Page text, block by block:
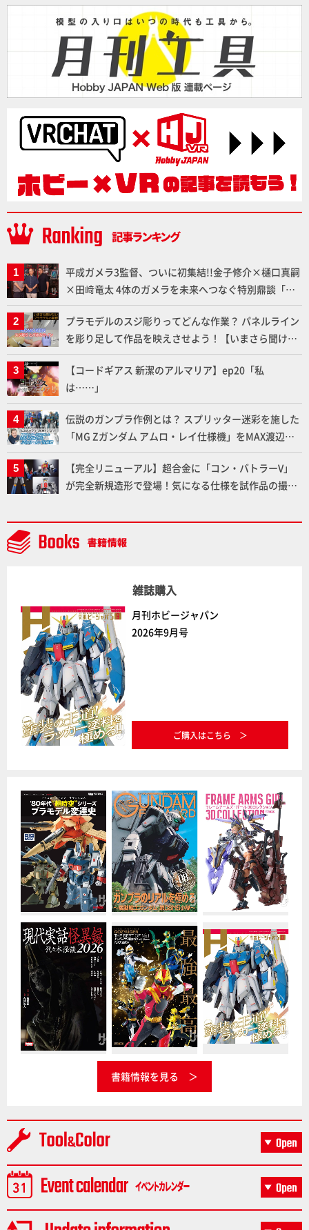
平成ガメラ3監督、ついに初集結!!金子修介×樋口真嗣
×田﨑竜太 4体のガメラを未来へつなぐ特別鼎談「ガ
メラ永久保存化プロジェクト FINAL」
プラモデルのスジ彫りってどんな作業？ パネルライン
を彫り足して作品を映えさせよう！【いまさら聞けな
いプラモデルの基礎：スジ彫りとパネルライン】
【コードギアス 新潔のアルマリア】ep20「私
は……」
伝説のガンプラ作例とは？ スプリッター迷彩を施した
「MG Zガンダム アムロ・レイ仕様機」をMAX渡辺が
ふたたび塗る!!【試し読み】
【完全リニューアル】超合金に「コン・バトラーV」
が完全新規造形で登場！気になる仕様を試作品の撮り
ト」セット情報もお届け！【超合金の魂】
雑誌購入
月刊ホビージャパン
2026年9月号
ご購入はこちら
書籍情報を見る